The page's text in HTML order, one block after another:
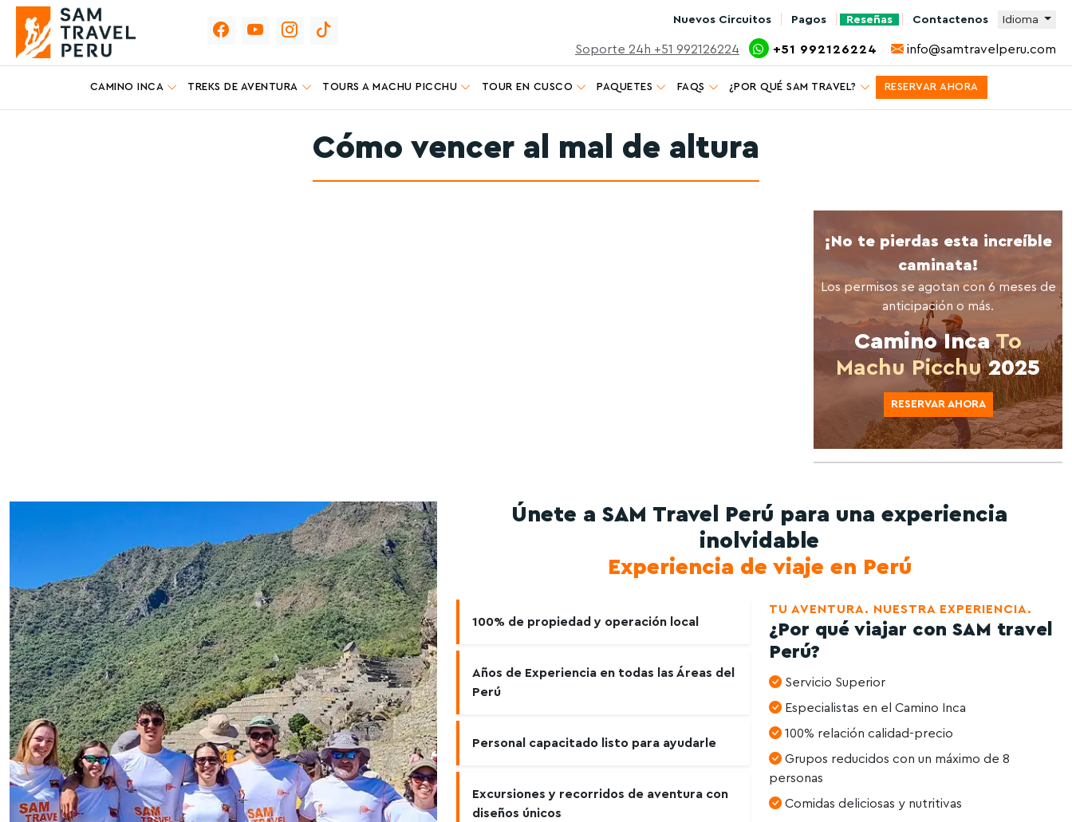
Nuevos Circuitos Pagos Reseñas Contactenos Idioma
Soporte 24h +51 992126224 +51 992126224 info@samtravelperu.com
CAMINO INCA TREKS DE AVENTURA TOURS A MACHU PICCHU TOUR EN CUSCO PAQUETES FAQS ¿POR QUÉ SAM TRAVEL? RESERVAR AHORA
Cómo vencer al mal de altura
¡No te pierdas esta increíble
caminata!
Los permisos se agotan con 6 meses de
anticipación o más.
Camino Inca To
Machu Picchu 2025
RESERVAR AHORA
Únete a SAM Travel Perú para una experiencia
inolvidable
Experiencia de viaje en Perú
100% de propiedad y operación local
Años de Experiencia en todas las Áreas del
Perú
Personal capacitado listo para ayudarle
Excursiones y recorridos de aventura con
diseños únicos
TU AVENTURA. NUESTRA EXPERIENCIA.
¿Por qué viajar con SAM travel
Perú?
Servicio Superior
Especialistas en el Camino Inca
100% relación calidad-precio
Grupos reducidos con un máximo de 8
personas
Comidas deliciosas y nutritivas